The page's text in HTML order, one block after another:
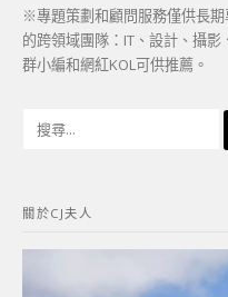
※專題策劃和顧問服務僅供長
的跨領域團隊：IT、設計、攝
群小編和網紅KOL可供推薦。
字:
關於CJ夫人